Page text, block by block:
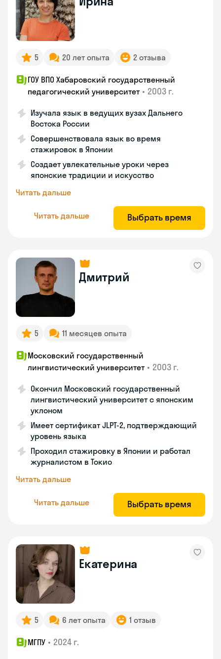
5 20 лет опыта 2 отзыва
ГОУ ВПО Хабаровский государственный
педагогический университет • 2003 г.
Изучала язык в ведущих вузах Дальнего
Востока России
Совершенствовала язык во время
стажировок в Японии
Создает увлекательные уроки через
японские традиции и искусство
Читать дальше
Читать дальше Выбрать время
Дмитрий
5 11 месяцев опыта
Московский государственный
лингвистический университет • 2003 г.
Окончил Московский государственный
лингвистический университет с японским
уклоном
Имеет сертификат JLPT-2, подтверждающий
уровень языка
Проходил стажировку в Японии и работал
журналистом в Токио
Читать дальше
Читать дальше Выбрать время
Екатерина
5 6 лет опыта 1 отзыв
МГПУ • 2024 г.